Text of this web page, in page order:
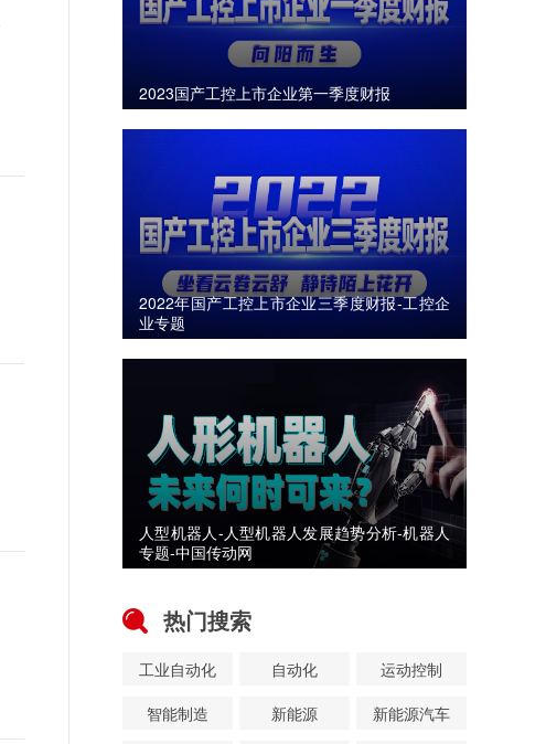
2023国产工控上市企业第一季度财报
2022年国产工控上市企业三季度财报-工控企
业专题
人型机器人-人型机器人发展趋势分析-机器人
专题-中国传动网
热门搜索
工业自动化 自动化
运动控制
智能制造
新能源
新能源汽车